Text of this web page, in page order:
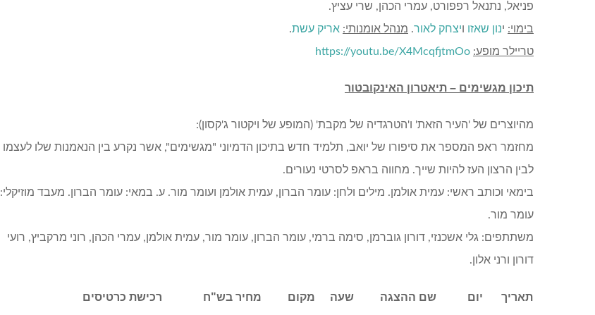
פניאל, נתנאל רפפורט, עמרי הכהן, שרי עציץ.
בימוי: ינון שאזו ויצחק לאור. מנהל אומנותי: אריק עשת.
טריילר מופע: https://youtu.be/X4McqfjtmOo
תיכון מגשימים – תיאטרון האינקובטור
מהיוצרים של 'העיר הזאת' ו'הטרגדיה של מקבת' (המופע של ויקטור ג'קסון):
מחזמר ראפ המספר את סיפורו של יואב, תלמיד חדש בתיכון הדמיוני "מגשימים", אשר נקרע בין הנאמנות שלו לעצמו
לבין הרצון העז להיות שייך. מחווה בראפ לסרטי נעורים.
בימאי וכותב ראשי: עמית אולמן. מילים ולחן: עומר הברון, עמית אולמן ועומר מור. ע. במאי: עומר הברון. מעבד מוזיקלי:
עומר מור.
משתתפים: גלי אשכנזי, דורון גוברמן, סימה ברמי, עומר הברון, עומר מור, עמית אולמן, עמרי הכהן, רוני מרקביץ, רועי
דורון ורני אלון.
תאריך יום שם ההצגה שעה מקום מחיר בש"ח רכישת כרטיסים